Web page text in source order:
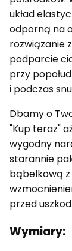
układ
odporną na
rozwiązanie
podparcie
przy
i podczas
Dbamy o
"Kup teraz"
wygodny
starannie
bąbelkową
przed
Wymiary: